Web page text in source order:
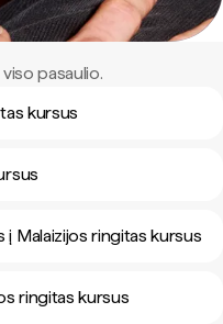
pasaulio.
kursus
Malaizijos ringitas kursus
ringitas kursus